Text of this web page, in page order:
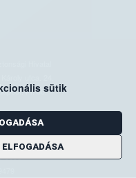
sütik
Hivatal
Pf. 30.
244
9000